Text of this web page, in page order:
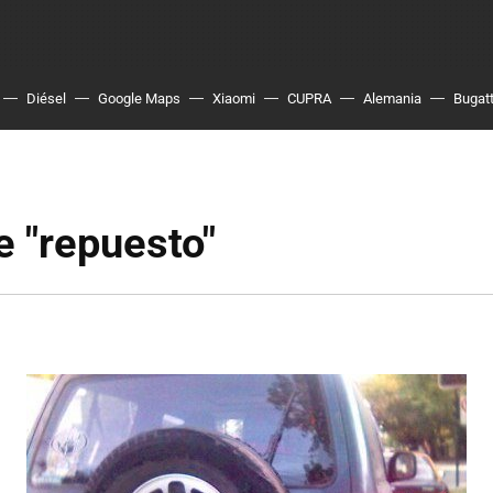
Diésel Google Maps Xiaomi CUPRA Alemania
"repuesto"